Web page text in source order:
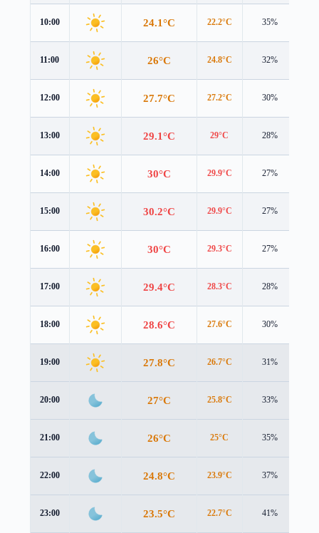
10:00 24.1°C 22.2°C 35%
11:00 26°C 24.8°C 32%
12:00 27.7°C 27.2°C 30%
13:00 29.1°C 29°C 28%
14:00 30°C 29.9°C 27%
15:00 30.2°C 29.9°C 27%
16:00 30°C 29.3°C 27%
17:00 29.4°C 28.3°C 28%
18:00 28.6°C 27.6°C 30%
19:00 27.8°C 26.7°C 31%
20:00 27°C 25.8°C 33%
21:00 26°C 25°C 35%
22:00 24.8°C 23.9°C 37%
23:00 23.5°C 22.7°C 41%